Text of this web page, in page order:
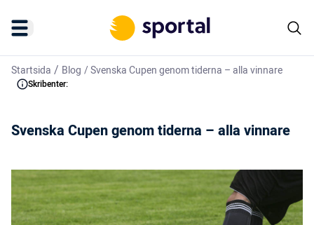
Startsida / Blog /Svenska Cupen genom tiderna – alla vinnare
Skribenter:
Svenska Cupen genom tiderna – alla vinnare